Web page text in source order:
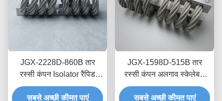
JGX-2228D-860B तार
रस्सी कंपन Isolator रैपिड
प्रोटोटाइपिंग त्वरित विधानसभा
अनुकूलन Shock Mount
सबसे अच्छी कीमत पाएं
JGX-1598D-515B तार
रस्सी कंपन अलगाव स्केलेबल
लोड क्षमता और संरचना-बोर्न शोर
अलगाव प्रदान
सबसे अच्छी कीमत पाएं